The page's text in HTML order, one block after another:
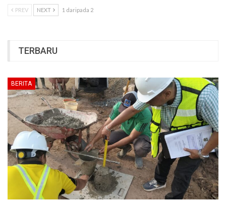
PREV NEXT 1 daripada 2
TERBARU
BERITA